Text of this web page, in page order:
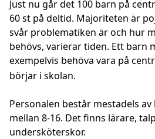
Just nu går det 100 barn på
60 st på deltid. Majoriteten är
svår problematiken är och hur
behövs, varierar tiden. Ett barn
exempelvis behöva vara på
börjar i skolan.
Personalen består mestadels
mellan 8-16. Det finns lärare,
undersköterskor.